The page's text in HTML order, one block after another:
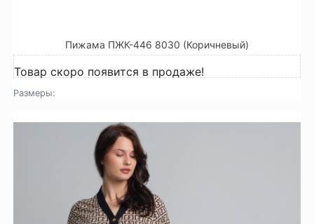
Пижама ПЖК-446 8030 (Коричневый)
Товар скоро появится в продаже!
Размеры: